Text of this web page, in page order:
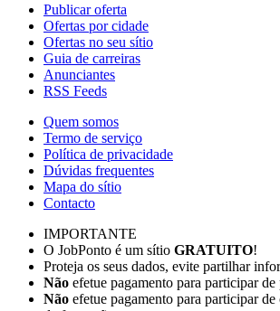
Publicar oferta
Ofertas por cidade
Ofertas no seu sítio
Guia de carreiras
Anunciantes
RSS Feeds
Quem somos
Termo de serviço
Política de privacidade
Dúvidas frequentes
Mapa do sítio
Contacto
IMPORTANTE
O JobPonto é um sítio GRATUITO!
Proteja os seus dados, evite partilhar
Não efetue pagamento para participar de
Não efetue pagamento para participar